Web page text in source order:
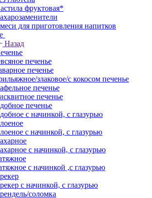
фруктовая*
для приготовления напитков
Назад
печенье
печенье
злаковое/с кокосом печенье
печенье
печенье
печенье
с начинкой, с глазурью
с начинкой, с глазурью
с начинкой, с глазурью
с начинкой ,с глазурью
с начинкой, с глазурью
соломка